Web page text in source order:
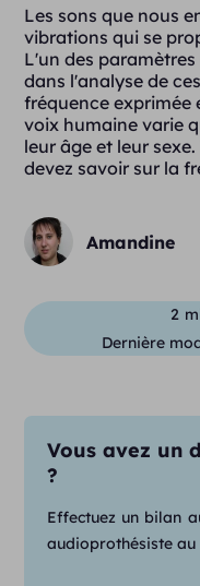
Les sons que nous
vibrations qui se
L'un des
dans l'analyse de
fréquence exprimée
voix humaine varie
leur âge et leur
devez savoir sur la
Amandine
2
Dernière
Vous avez un
?
Effectuez un bilan
audioprothésiste